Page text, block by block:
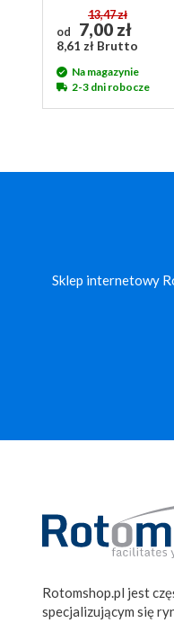
od
13,47 zł
7,00 zł
8,61 zł Brutto
Na magazynie
2-3 dni robocze
Sklep internetowy
Rotomshop.pl jest
specjalizującym się